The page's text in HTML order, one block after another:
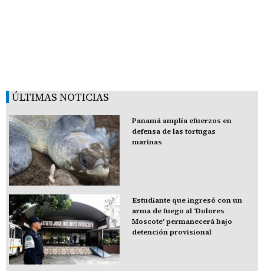
ÚLTIMAS NOTICIAS
Panamá amplía efuerzos en
defensa de las tortugas
marinas
Estudiante que ingresó con un
arma de fuego al 'Dolores
Moscote' permanecerá bajo
detención provisional